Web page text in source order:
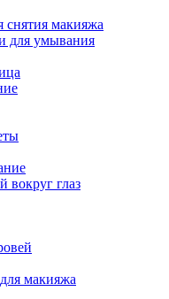
снятия макияжа
для умывания
вокруг глаз
макияжа